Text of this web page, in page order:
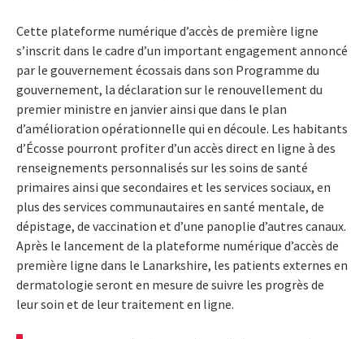
Cette plateforme numérique d’accès de première ligne
s’inscrit dans le cadre d’un important engagement annoncé
par le gouvernement écossais dans son Programme du
gouvernement, la déclaration sur le renouvellement du
premier ministre en janvier ainsi que dans le plan
d’amélioration opérationnelle qui en découle. Les habitants
d’Écosse pourront profiter d’un accès direct en ligne à des
renseignements personnalisés sur les soins de santé
primaires ainsi que secondaires et les services sociaux, en
plus des services communautaires en santé mentale, de
dépistage, de vaccination et d’une panoplie d’autres canaux.
Après le lancement de la plateforme numérique d’accès de
première ligne dans le Lanarkshire, les patients externes en
dermatologie seront en mesure de suivre les progrès de
leur soin et de leur traitement en ligne.